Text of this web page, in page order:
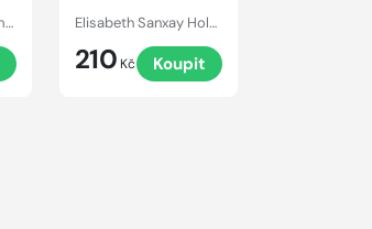
Lucy Maud Montgomery Elisabeth Sanxay Holding
210 Kč Koupit